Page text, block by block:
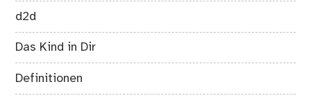
d2d
Das Kind in Dir
Definitionen